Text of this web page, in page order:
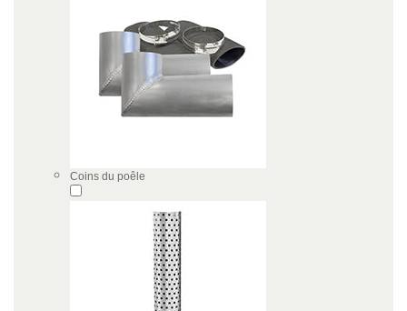
Coins du poêle